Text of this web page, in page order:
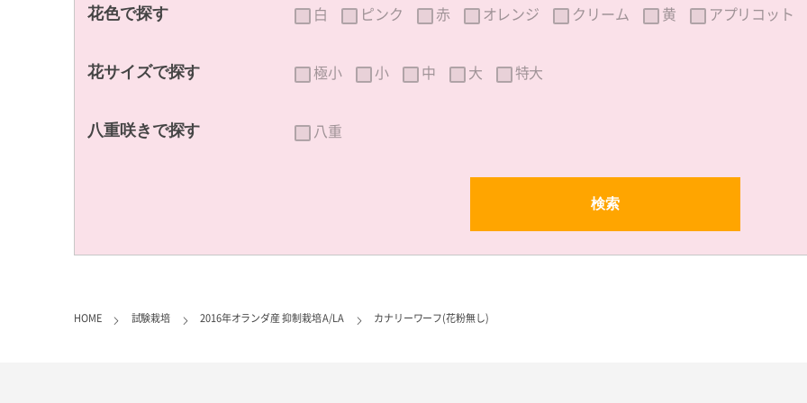
花色で探す 白 ピンク 赤 オレンジ クリーム 黄 アプリコット
花サイズで探す 極小 小 中 大 特大
八重咲きで探す 八重
HOME 試験栽培 2016年オランダ産 抑制栽培 A/LA カナリーワーフ(花粉無し)